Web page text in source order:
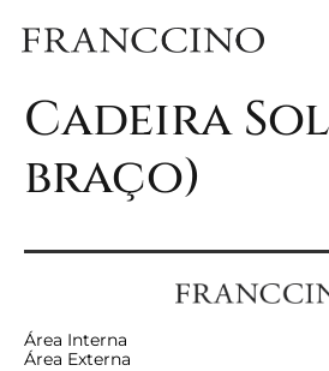
Ficha
Cadeira
braço)
Área Interna
Área Externa